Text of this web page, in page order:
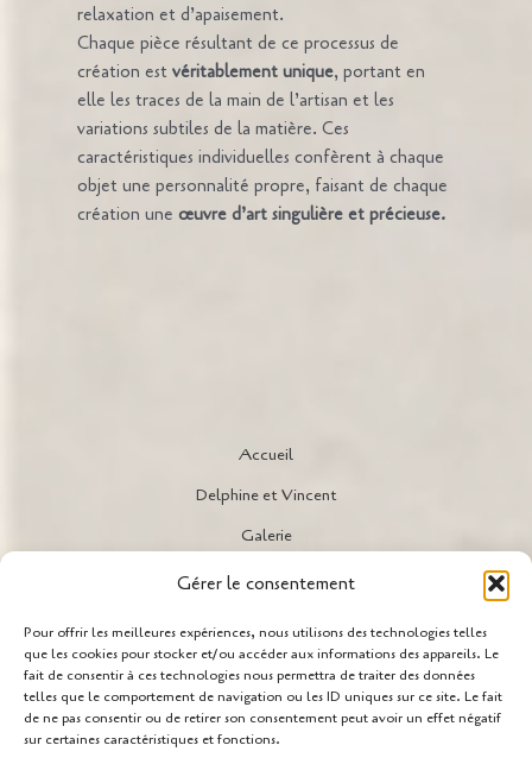
Gérer le consentement
Pour offrir les meilleures expériences, nous utilisons des technologies telles
que les cookies pour stocker et/ou accéder aux informations des appareils. Le
fait de consentir à ces technologies nous permettra de traiter des données
telles que le comportement de navigation ou les ID uniques sur ce site. Le fait
de ne pas consentir ou de retirer son consentement peut avoir un effet négatif
sur certaines caractéristiques et fonctions.
relaxation et d’apaisement.
Chaque pièce résultant de ce processus de
création estvéritablement unique, portant en
elle les traces de la main de l’artisan et les
variations subtiles de la matière. Ces
caractéristiques individuelles confèrent à chaque
objet une personnalité propre, faisant de chaque
création uneœuvre d’art singulière et précieuse.
Accueil
Delphine et Vincent
Galerie
l’Atelier
Initiation – Cours
Contact